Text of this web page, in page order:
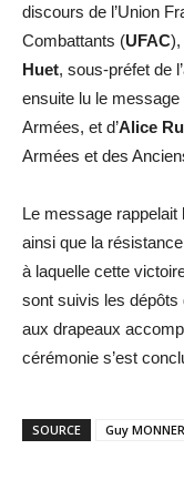
discours de l’Union
Combattants (UFAC),
Huet, sous-préfet de
ensuite lu le message
Armées, et d’Alice
Armées et des
Le message rappelait
ainsi que la
à laquelle cette
sont suivis les dépôts
aux drapeaux
cérémonie s’est
SOURCE Guy